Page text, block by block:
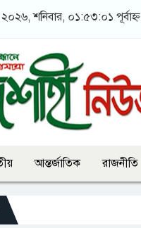
শনিবার, ০১:৫৩:০১ পূর্বাহ্ন
আন্তর্জাতিক রাজনীতি